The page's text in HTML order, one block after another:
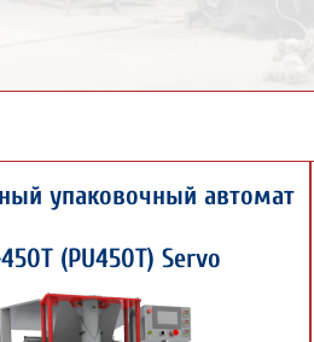
упаковочный автомат
(PU450T) Servo